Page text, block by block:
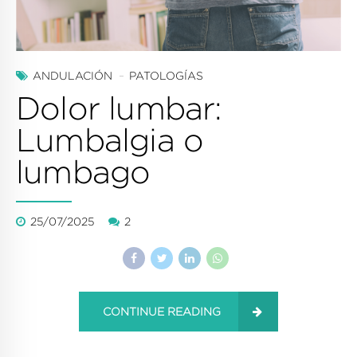
ANDULACIÓN PATOLOGÍAS
Dolor lumbar:
Lumbalgia o
lumbago
25/07/2025 2
CONTINUE READING